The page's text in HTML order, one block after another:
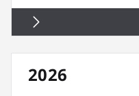
2026